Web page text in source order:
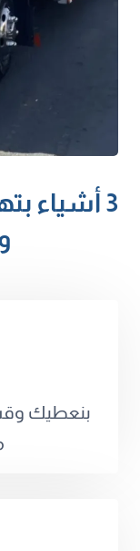
3 أشياء
بنعطيك